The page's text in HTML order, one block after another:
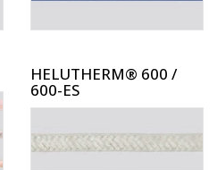
HELUTHERM® 600 /
600-ES